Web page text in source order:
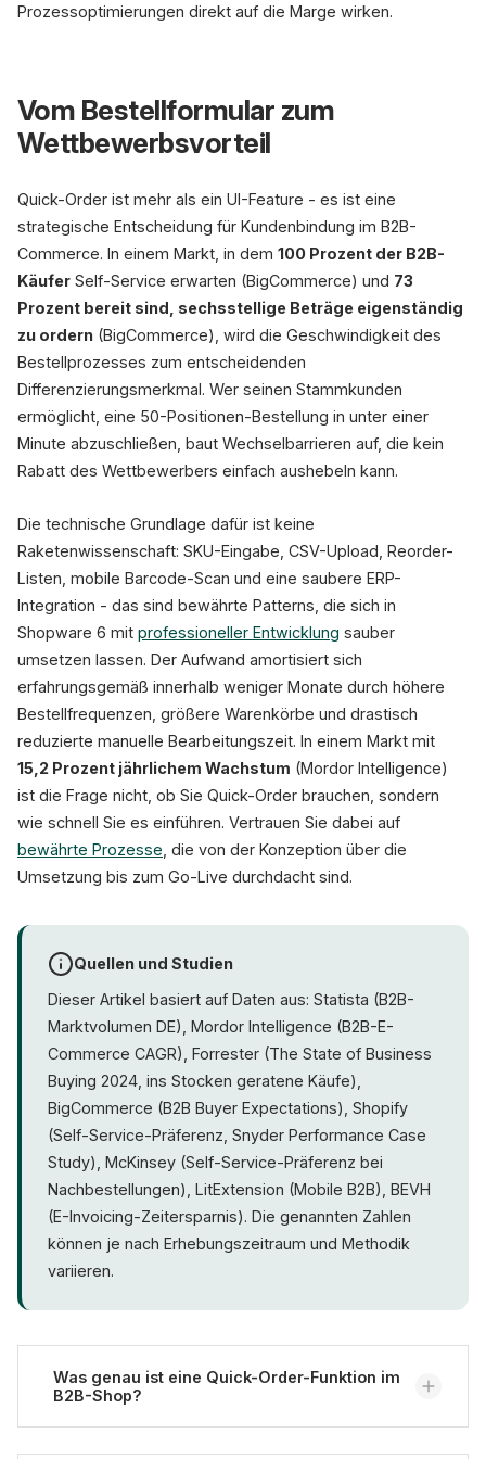
Prozessoptimierungen direkt auf die Marge wirken.
Vom Bestellformular zum
Wettbewerbsvorteil
Quick-Order ist mehr als ein UI-Feature - es ist eine
strategische Entscheidung für Kundenbindung im B2B-
Commerce. In einem Markt, in dem 100 Prozent der B2B-
Käufer Self-Service erwarten (BigCommerce) und 73
Prozent bereit sind, sechsstellige Beträge eigenständig
zu ordern (BigCommerce), wird die Geschwindigkeit des
Bestellprozesses zum entscheidenden
Differenzierungsmerkmal. Wer seinen Stammkunden
ermöglicht, eine 50-Positionen-Bestellung in unter einer
Minute abzuschließen, baut Wechselbarrieren auf, die kein
Rabatt des Wettbewerbers einfach aushebeln kann.
Die technische Grundlage dafür ist keine
Raketenwissenschaft: SKU-Eingabe, CSV-Upload, Reorder-
Listen, mobile Barcode-Scan und eine saubere ERP-
Integration - das sind bewährte Patterns, die sich in
Shopware 6 mit professioneller Entwicklung sauber
umsetzen lassen. Der Aufwand amortisiert sich
erfahrungsgemäß innerhalb weniger Monate durch höhere
Bestellfrequenzen, größere Warenkörbe und drastisch
reduzierte manuelle Bearbeitungszeit. In einem Markt mit
15,2 Prozent jährlichem Wachstum (Mordor Intelligence)
ist die Frage nicht, ob Sie Quick-Order brauchen, sondern
wie schnell Sie es einführen. Vertrauen Sie dabei auf
bewährte Prozesse , die von der Konzeption über die
Umsetzung bis zum Go-Live durchdacht sind.
Quellen und Studien
Dieser Artikel basiert auf Daten aus: Statista (B2B-
Marktvolumen DE), Mordor Intelligence (B2B-E-
Commerce CAGR), Forrester (The State of Business
Buying 2024, ins Stocken geratene Käufe),
BigCommerce (B2B Buyer Expectations), Shopify
(Self-Service-Präferenz, Snyder Performance Case
Study), McKinsey (Self-Service-Präferenz bei
Nachbestellungen), LitExtension (Mobile B2B), BEVH
(E-Invoicing-Zeitersparnis). Die genannten Zahlen
können je nach Erhebungszeitraum und Methodik
variieren.
Was genau ist eine Quick-Order-Funktion im
B2B-Shop?